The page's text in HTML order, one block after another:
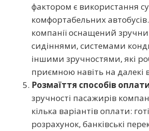
фактором є використання
комфортабельних
компанії оснащений
сидіннями, системами
іншими зручностями, які
приємною навіть на далекі
Розмаїття способів
зручності пасажирів
кілька варіантів оплати:
розрахунок, банківські